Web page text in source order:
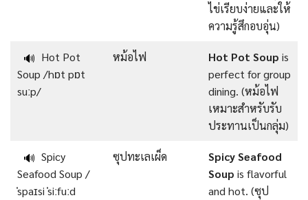
ไข่เรียบง่ายและให้
ความรู้สึกอบอุ่น)
🔊 Hot Pot
Soup /hɒt pɒt
suːp/
หม้อไฟ Hot Pot Soup is
perfect for group
dining. (หม้อไฟ
เหมาะสำหรับรับ
ประทานเป็นกลุ่ม)
🔊 Spicy
Seafood Soup /
ˈspaɪsi ˈsiːfuːd
ซุปทะเลเผ็ด
Spicy Seafood
Soup is flavorful
and hot. (ซุป